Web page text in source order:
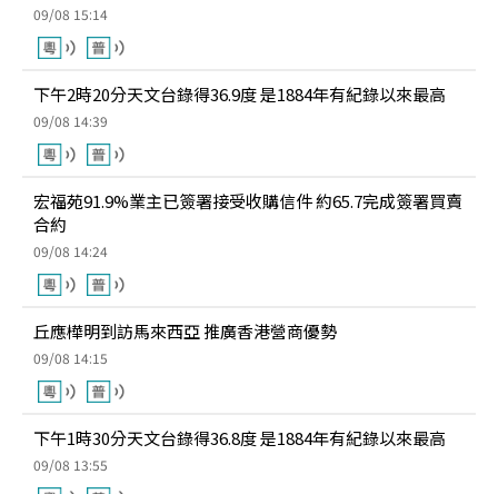
09/08 15:14
下午2時20分天文台錄得36.9度 是1884年有紀錄以來最高
09/08 14:39
宏福苑91.9%業主已簽署接受收購信件 約65.7完成簽署買賣
合約
09/08 14:24
丘應樺明到訪馬來西亞 推廣香港營商優勢
09/08 14:15
下午1時30分天文台錄得36.8度 是1884年有紀錄以來最高
09/08 13:55